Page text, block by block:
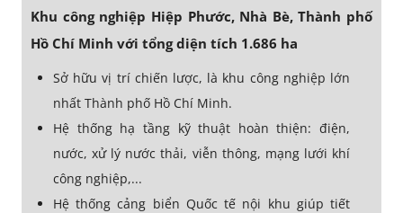
Khu công nghiệp Hiệp Phước, Nhà Bè, Thành phố
Hồ Chí Minh với tổng diện tích 1.686 ha
Sở hữu vị trí chiến lược, là khu công nghiệp lớn
nhất Thành phố Hồ Chí Minh.
Hệ thống hạ tầng kỹ thuật hoàn thiện: điện,
nước, xử lý nước thải, viễn thông, mạng lưới khí
công nghiệp,...
Hệ thống cảng biển Quốc tế nội khu giúp tiết